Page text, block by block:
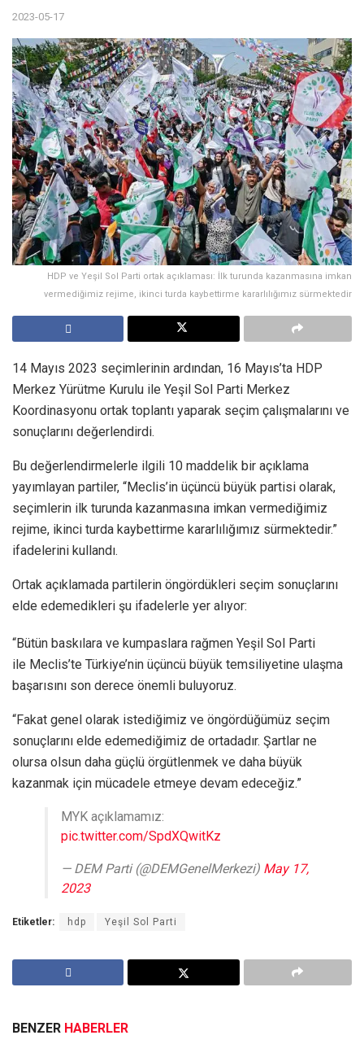
2023-05-17
HDP ve Yeşil Sol Parti ortak açıklaması: İlk turunda kazanmasına imkan
vermediğimiz rejime, ikinci turda kaybettirme kararlılığımız sürmektedir
14 Mayıs 2023 seçimlerinin ardından, 16 Mayıs’ta HDP
Merkez Yürütme Kurulu ile Yeşil Sol Parti Merkez
Koordinasyonu ortak toplantı yaparak seçim çalışmalarını ve
sonuçlarını değerlendirdi.
Bu değerlendirmelerle ilgili 10 maddelik bir açıklama
yayımlayan partiler, “Meclis’in üçüncü büyük partisi olarak,
seçimlerin ilk turunda kazanmasına imkan vermediğimiz
rejime, ikinci turda kaybettirme kararlılığımız sürmektedir.”
ifadelerini kullandı.
Ortak açıklamada partilerin öngördükleri seçim sonuçlarını
elde edemedikleri şu ifadelerle yer alıyor:
“Bütün baskılara ve kumpaslara rağmen Yeşil Sol Parti
ile Meclis’te Türkiye’nin üçüncü büyük temsiliyetine ulaşma
başarısını son derece önemli buluyoruz.
“Fakat genel olarak istediğimiz ve öngördüğümüz seçim
sonuçlarını elde edemediğimiz de ortadadır. Şartlar ne
olursa olsun daha güçlü örgütlenmek ve daha büyük
kazanmak için mücadele etmeye devam edeceğiz.”
MYK açıklamamız:
pic.twitter.com/SpdXQwitKz
— DEM Parti (@DEMGenelMerkezi) May 17,
2023
Etiketler: hdp Yeşil Sol Parti
BENZER HABERLER